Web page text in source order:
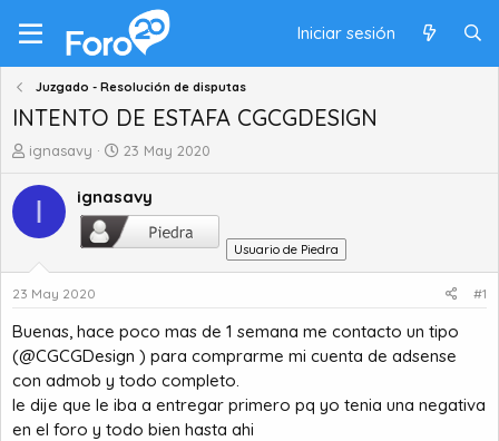
Iniciar sesión
Juzgado - Resolución de disputas
INTENTO DE ESTAFA CGCGDESIGN
A
t
r
e
t
m
a
ignasavy
F
c
h
a
e
i
c
i
o
23 May 2020
I ignasavy
Usuario de Piedra
23 May 2020 #1
Buenas, hace poco mas de 1 semana me contacto un tipo
(@CGCGDesign ) para comprarme mi cuenta de adsense
con admob y todo completo.
le dije que le iba a entregar primero pq yo tenia una negativa
en el foro y todo bien hasta ahi